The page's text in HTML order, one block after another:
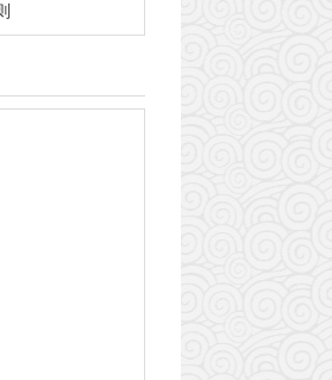
会